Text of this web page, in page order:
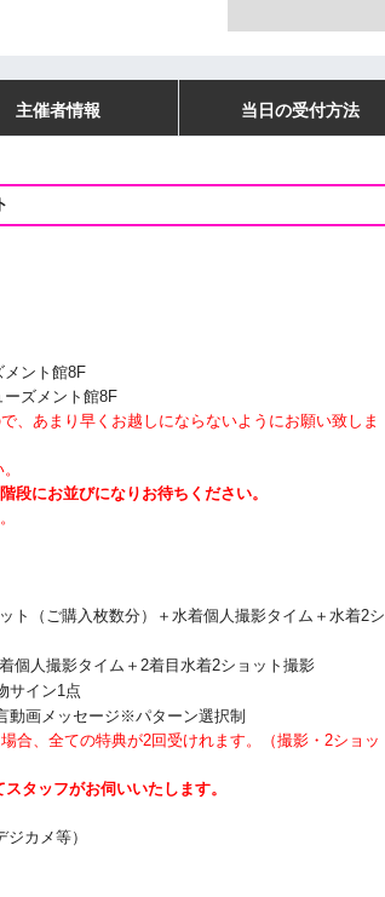
主催者情報 当日の受付方法
メント館8F
ーズメント館8F
、あまり早くお越しにならないようにお願い致しま
段にお並びになりお待ちください。
ト（ご購入枚数分）＋水着個人撮影タイム＋水着2シ
個人撮影タイム＋2着目水着2ショット撮影
サイン1点
動画メッセージ※パターン選択制
合、全ての特典が2回受けれます。（撮影・2ショッ
タッフがお伺いいたします。
カメ等）